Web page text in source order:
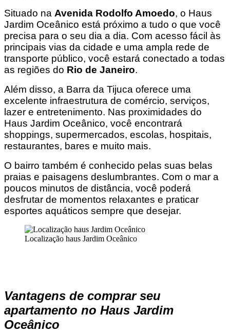
Situado na Avenida Rodolfo Amoedo, o Haus
Jardim Oceânico está próximo a tudo o que você
precisa para o seu dia a dia. Com acesso fácil às
principais vias da cidade e uma ampla rede de
transporte público, você estará conectado a todas
as regiões do Rio de Janeiro.
Além disso, a Barra da Tijuca oferece uma
excelente infraestrutura de comércio, serviços,
lazer e entretenimento. Nas proximidades do
Haus Jardim Oceânico, você encontrará
shoppings, supermercados, escolas, hospitais,
restaurantes, bares e muito mais.
O bairro também é conhecido pelas suas belas
praias e paisagens deslumbrantes. Com o mar a
poucos minutos de distância, você poderá
desfrutar de momentos relaxantes e praticar
esportes aquáticos sempre que desejar.
Localização haus Jardim Oceânico
Vantagens de comprar seu
apartamento no Haus Jardim
Oceânico